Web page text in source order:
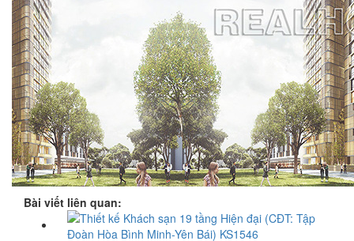
Bài viết liên quan: